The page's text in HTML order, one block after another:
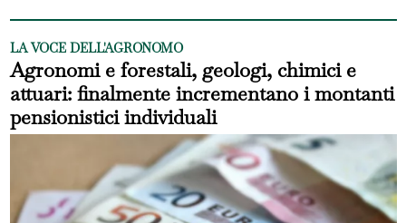
LA VOCE DELL'AGRONOMO
Agronomi e forestali, geologi, chimici e
attuari: finalmente incrementano i montanti
pensionistici individuali